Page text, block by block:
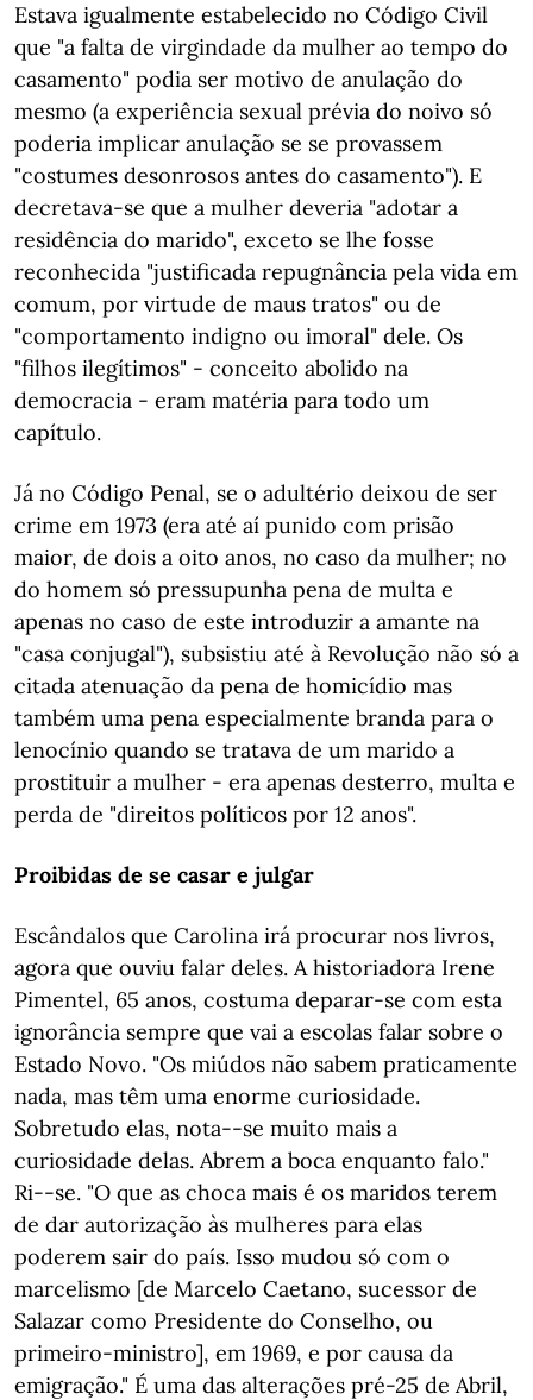
Estava igualmente estabelecido no Código Civil
que "a falta de virgindade da mulher ao tempo do
casamento" podia ser motivo de anulação do
mesmo (a experiência sexual prévia do noivo só
poderia implicar anulação se se provassem
"costumes desonrosos antes do casamento"). E
decretava-se que a mulher deveria "adotar a
residência do marido", exceto se lhe fosse
reconhecida "justificada repugnância pela vida em
comum, por virtude de maus tratos" ou de
"comportamento indigno ou imoral" dele. Os
"filhos ilegítimos" - conceito abolido na
democracia - eram matéria para todo um
capítulo.
Já no Código Penal, se o adultério deixou de ser
crime em 1973 (era até aí punido com prisão
maior, de dois a oito anos, no caso da mulher; no
do homem só pressupunha pena de multa e
apenas no caso de este introduzir a amante na
"casa conjugal"), subsistiu até à Revolução não só a
citada atenuação da pena de homicídio mas
também uma pena especialmente branda para o
lenocínio quando se tratava de um marido a
prostituir a mulher - era apenas desterro, multa e
perda de "direitos políticos por 12 anos".
Proibidas de se casar e julgar
Escândalos que Carolina irá procurar nos livros,
agora que ouviu falar deles. A historiadora Irene
Pimentel, 65 anos, costuma deparar-se com esta
ignorância sempre que vai a escolas falar sobre o
Estado Novo. "Os miúdos não sabem praticamente
nada, mas têm uma enorme curiosidade.
Sobretudo elas, nota--se muito mais a
curiosidade delas. Abrem a boca enquanto falo."
Ri--se. "O que as choca mais é os maridos terem
de dar autorização às mulheres para elas
poderem sair do país. Isso mudou só com o
marcelismo [de Marcelo Caetano, sucessor de
Salazar como Presidente do Conselho, ou
primeiro-ministro], em 1969, e por causa da
emigração." É uma das alterações pré-25 de Abril,